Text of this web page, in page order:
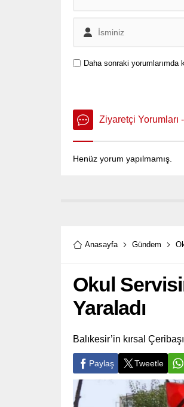
Daha sonraki yorumlarımda
Ziyaretçi Yorumları
Henüz yorum yapılmamış.
Anasayfa Gündem
Okul
Yaraladı
Balıkesir’in kırsal
Paylaş Tweetle